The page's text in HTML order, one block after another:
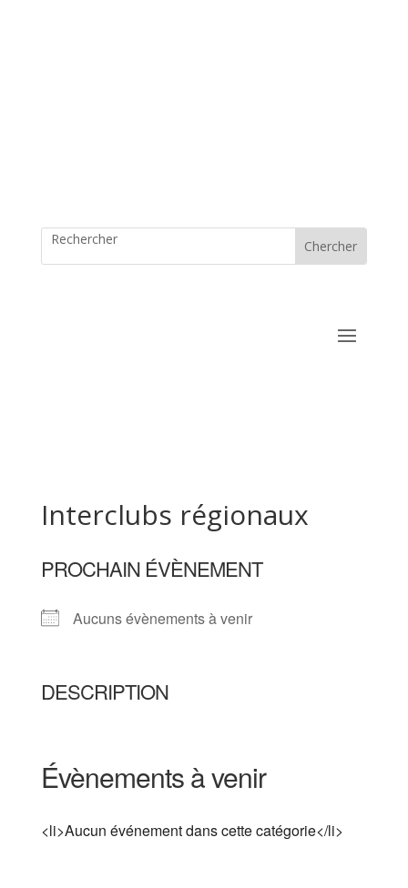
Interclubs régionaux
PROCHAIN ÉVÈNEMENT
Aucuns évènements à venir
DESCRIPTION
Évènements à venir
<li>Aucun événement dans cette catégorie</li>